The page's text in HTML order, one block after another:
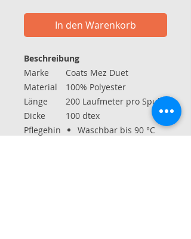
In den Warenkorb
Beschreibung
Marke
Coats Mez Duet
Material
100% Polyester
Länge
200 Laufmeter pro Spule
Dicke
100 dtex
Pflegehin
Waschbar bis 90 °C